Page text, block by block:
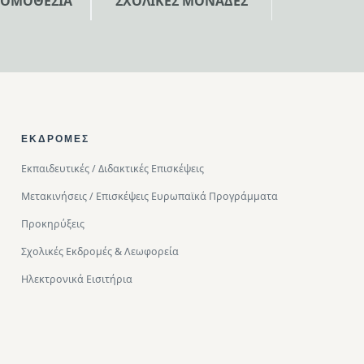
ΕΚΔΡΟΜΈΣ
Εκπαιδευτικές / Διδακτικές Επισκέψεις
Μετακινήσεις / Επισκέψεις Ευρωπαϊκά Προγράμματα
Προκηρύξεις
Σχολικές Εκδρομές & Λεωφορεία
Ηλεκτρονικά Εισιτήρια